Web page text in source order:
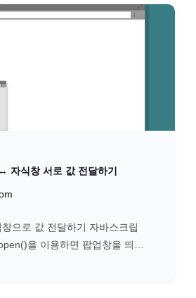
자식창 서로 값 전달하기
으로 값 전달하기 자바스크립
을 이용하면 팝업창을 띄울